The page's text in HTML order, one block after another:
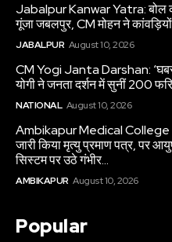
Jabalpur Kanwar Yatra: बोल
गूंजा जबलपुर, CM मोहन ने
JABALPUR August 10, 2026
CM Yogi Janta Darshan:
योगी ने जनता दर्शन में सुनीं 200
NATIONAL August 10, 2026
Ambikapur Medical
जारी किया मृत्यु प्रमाण पत्र, पर
सिस्टम पर उठे गंभीर...
AMBIKAPUR August 10, 2026
Popular